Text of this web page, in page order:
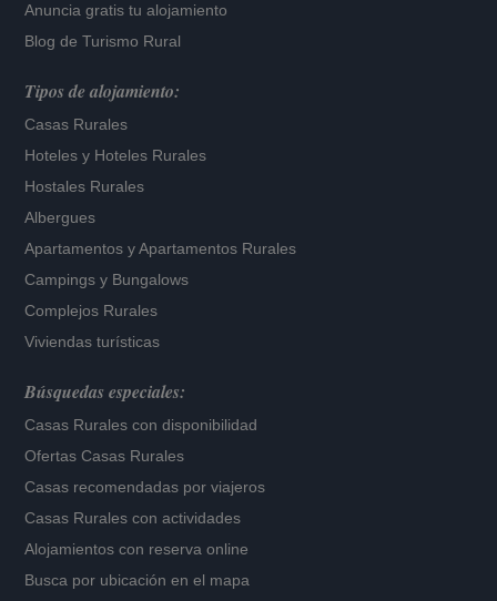
Anuncia gratis tu alojamiento
Blog de Turismo Rural
Tipos de alojamiento:
Casas Rurales
Hoteles y Hoteles Rurales
Hostales Rurales
Albergues
Apartamentos yApartamentos Rurales
Campings y Bungalows
Complejos Rurales
Viviendas turísticas
Búsquedas especiales:
Casas Rurales con disponibilidad
Ofertas Casas Rurales
Casas recomendadas por viajeros
Casas Rurales con actividades
Alojamientos con reserva online
Busca por ubicación en el mapa